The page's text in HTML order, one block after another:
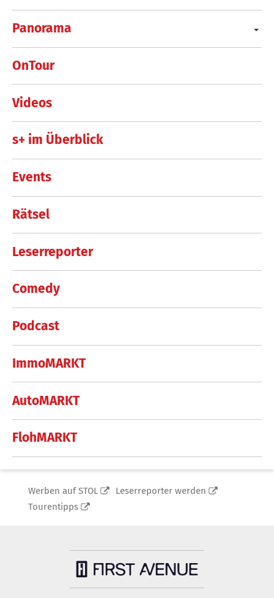
Panorama
OnTour
Videos
s+ im Überblick
Events
Rätsel
Leserreporter
Comedy
Podcast
ImmoMARKT
AutoMARKT
FlohMARKT
Werben auf STOL
Leserreporter werden
Tourentipps